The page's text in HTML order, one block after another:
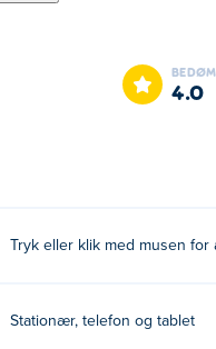
Car Idle 2 er et at vores
4.0
Tryk eller klik med musen for
Stationær, telefon og tablet